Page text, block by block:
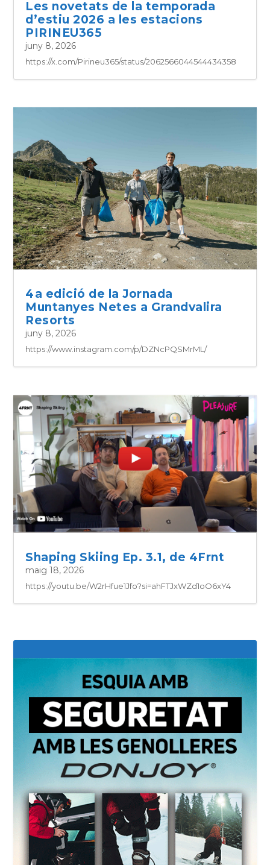
Les novetats de la temporada
d’estiu 2026 a les estacions
PIRINEU365
juny 8, 2026
https://x.com/Pirineu365/status/2062566044544434358
4a edició de la Jornada
Muntanyes Netes a Grandvalira
Resorts
juny 8, 2026
https://www.instagram.com/p/DZNcPQSMrML/
Shaping Skiing Ep. 3.1, de 4Frnt
maig 18, 2026
https://youtu.be/W2rHfue1Jfo?si=ahFTJxWZd1oO6xY4